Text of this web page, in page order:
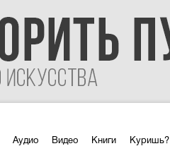
Аудио Видео Книги Куришь?